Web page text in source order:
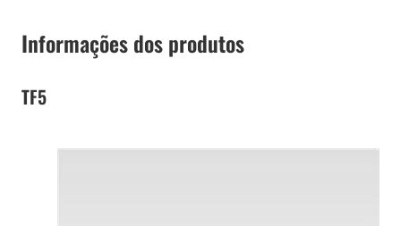
Informações dos produtos
TF5